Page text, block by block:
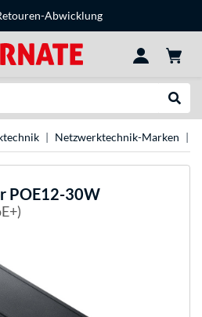
Abwicklung
Netzwerktechnik-Marken
POE12-30W